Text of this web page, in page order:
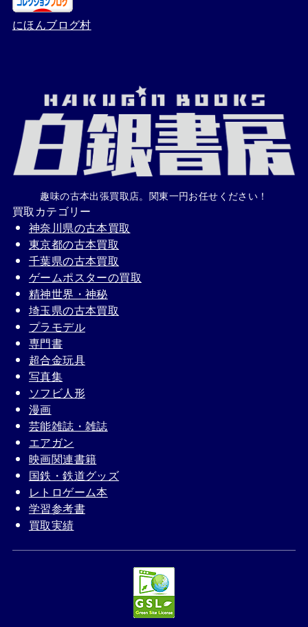
にほんブログ村
趣味の古本出張買取店。関東一円お任せください！
買取カテゴリー
神奈川県の古本買取
東京都の古本買取
千葉県の古本買取
ゲームポスターの買取
精神世界・神秘
埼玉県の古本買取
プラモデル
専門書
超合金玩具
写真集
ソフビ人形
漫画
芸能雑誌・雑誌
エアガン
映画関連書籍
国鉄・鉄道グッズ
レトロゲーム本
学習参考書
買取実績